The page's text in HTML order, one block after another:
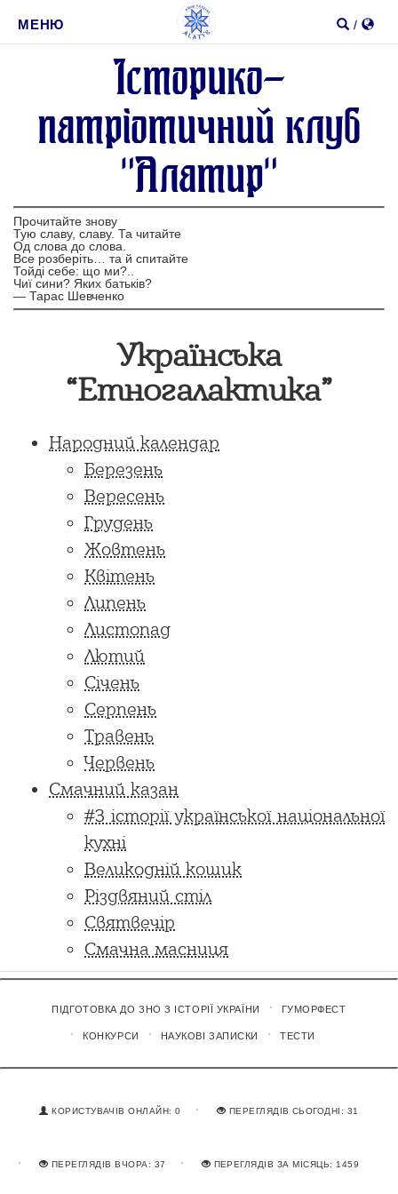
МЕНЮ /
Iсторико-
патрiотичний клуб
"Алатир"
Прочитайте знову
Тую славу, славу. Та читайте
Од слова до слова.
Все розберіть… та й спитайте
Тойді себе: що ми?..
Чиї сини? Яких батьків?
— Тарас Шевченко
Українська
“Етногалактика”
Народний календар
Березень
Вересень
Грудень
Жовтень
Квітень
Липень
Листопад
Лютий
Січень
Серпень
Травень
Червень
Смачний казан
#З історії української національної
кухні
Великодній кошик
Різдвяний стіл
Святвечір
Смачна масниця
ПІДГОТОВКА ДО ЗНО З ІСТОРІЇ УКРАЇНИ ГУМОРФЕСТ
КОНКУРСИ НАУКОВІ ЗАПИСКИ ТЕСТИ
КОРИСТУВАЧІВ ОНЛАЙН: 0 ПЕРЕГЛЯДІВ СЬОГОДНІ: 31
ПЕРЕГЛЯДІВ ВЧОРА: 37 ПЕРЕГЛЯДІВ ЗА МІСЯЦЬ: 1459